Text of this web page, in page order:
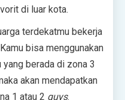
di luar kota.
terdekatmu bekerja
bisa menggunakan
berada di zona 3
akan mendapatkan
1 atau 2 guys.